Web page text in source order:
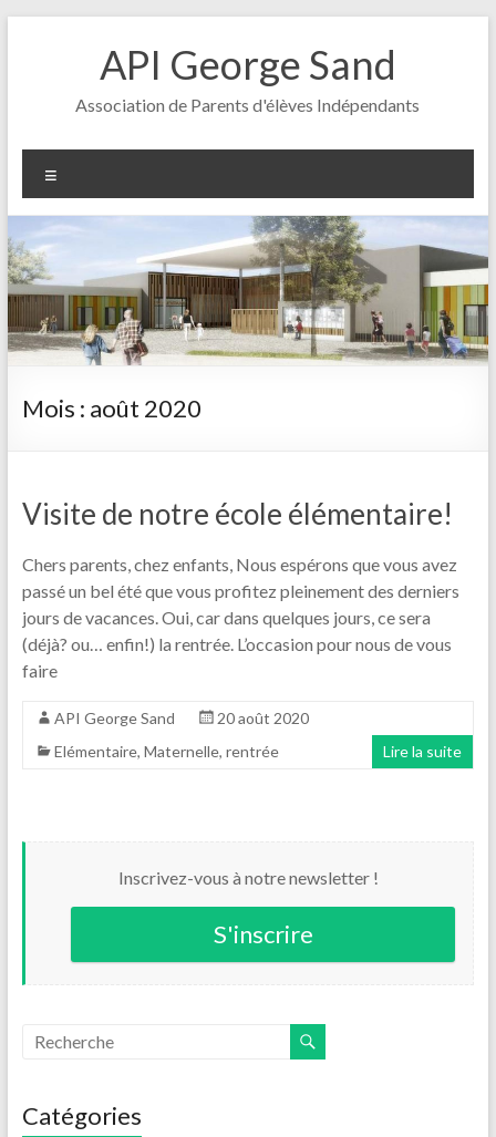
API George Sand
Association de Parents d'élèves Indépendants
Mois : août 2020
Visite de notre école élémentaire!
Chers parents, chez enfants, Nous espérons que vous avez
passé un bel été que vous profitez pleinement des derniers
jours de vacances. Oui, car dans quelques jours, ce sera
(déjà? ou… enfin!) la rentrée. L’occasion pour nous de vous
faire
API George Sand
20 août 2020
Elémentaire, Maternelle, rentrée Lire la suite
Inscrivez-vous à notre newsletter !
S'inscrire
Catégories